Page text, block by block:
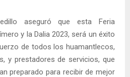
aseguró que esta Feria
y la Dalia 2023, será un éxito
de todos los huamantlecos,
y prestadores de servicios, que
preparado para recibir de mejor